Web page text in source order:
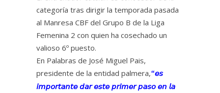
categoría tras dirigir la temporada pasada
al Manresa CBF del Grupo B de la Liga
Femenina 2 con quien ha cosechado un
valioso 6º puesto.
En Palabras de José Miguel Pais,
presidente de la entidad palmera,“𝘦𝘴
𝘪𝘮𝘱𝘰𝘳𝘵𝘢𝘯𝘵𝘦 𝘥𝘢𝘳 𝘦𝘴𝘵𝘦 𝘱𝘳𝘪𝘮𝘦𝘳 𝘱𝘢𝘴𝘰 𝘦𝘯 𝘭𝘢